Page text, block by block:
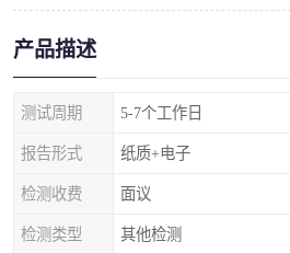
产品描述
测试周期 5-7个工作日
报告形式 纸质+电子
检测收费 面议
检测类型 其他检测